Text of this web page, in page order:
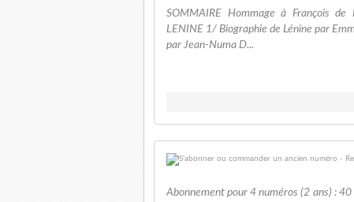
SOMMAIRE Hommage à François de
LENINE 1/ Biographie de Lénine par
par Jean-Numa D...
Abonnement pour 4 numéros (2 ans) :